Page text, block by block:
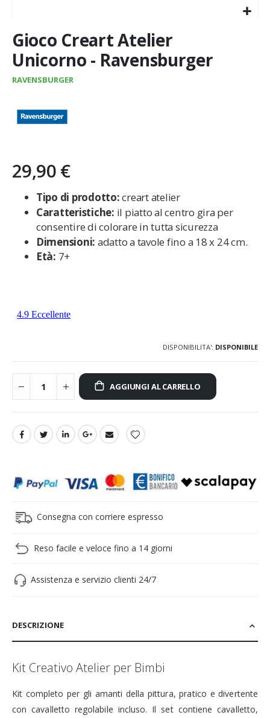
all'inizio
della
galleria
Gioco Creart Atelier
Unicorno - Ravensburger
RAVENSBURGER
29,90 €
Tipo di prodotto:creart atelier
Caratteristiche: il piatto al centro gira per
consentire di colorare in tutta sicurezza
Dimensioni: adatto a tavole fino a 18 x 24 cm.
Età: 7+
DISPONIBILITA': DISPONIBILE
AGGIUNGI AL CARRELLO
Consegna con corriere espresso
Reso facile e veloce fino a 14 giorni
Assistenza e servizio clienti 24/7
DESCRIZIONE
Kit Creativo Atelier per Bimbi
Kit completo per gli amanti della pittura, pratico e divertente
con cavalletto regolabile incluso. Il set contiene cavalletto,